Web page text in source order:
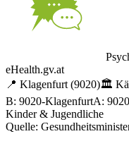
eHealth.gv.at
📍 Klagenfurt (9020)🏛️
B: 9020-KlagenfurtA:
Kinder & Jugendliche
Quelle: